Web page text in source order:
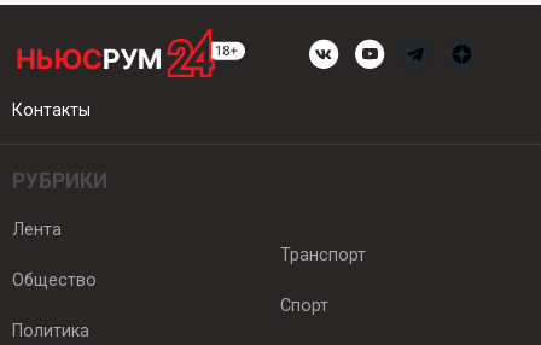
Контакты
РУБРИКИ
Лента
Общество
Политика
Транспорт
Спорт